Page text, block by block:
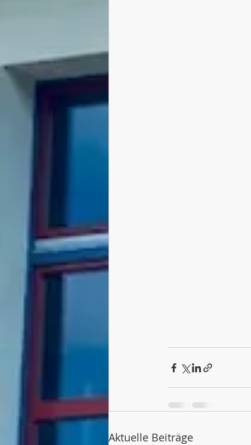
Aktuelle Beiträge